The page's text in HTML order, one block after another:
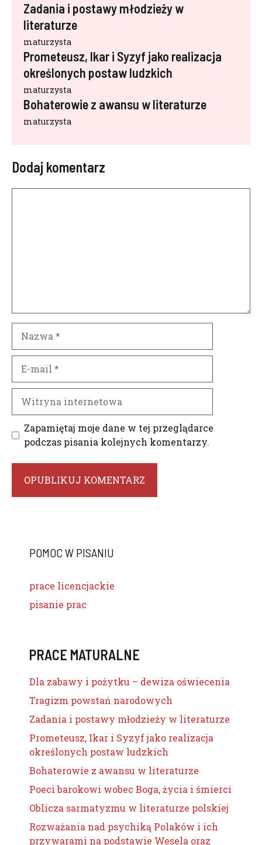
Zadania i postawy młodzieży w
literaturze
maturzysta
Prometeusz, Ikar i Syzyf jako realizacja
określonych postaw ludzkich
maturzysta
Bohaterowie z awansu w literaturze
maturzysta
Dodaj komentarz
mail
internetowa
Zapamiętaj moje dane w tej przeglądarce
podczas pisania kolejnych komentarzy.
POMOC W PISANIU
prace licencjackie
pisanie prac
PRACE MATURALNE
Dla zabawy i pożytku – dewiza oświecenia
Tragizm powstań narodowych
Zadania i postawy młodzieży w literaturze
Prometeusz, Ikar i Syzyf jako realizacja
określonych postaw ludzkich
Bohaterowie z awansu w literaturze
Poeci barokowi wobec Boga, życia i śmierci
Oblicza sarmatyzmu w literaturze polskiej
Rozważania nad psychiką Polaków i ich
przywarami na podstawie Wesela oraz